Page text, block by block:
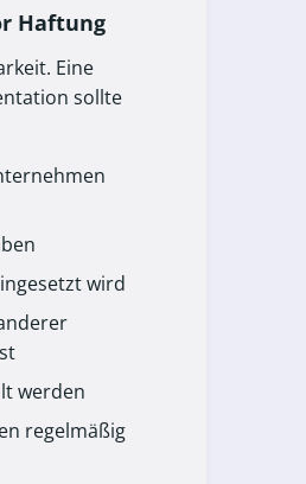
Haftung
Eine
sollte
wird
werden
regelmäßig